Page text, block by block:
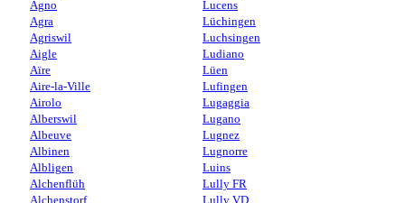
Agno
Agra
Agriswil
Aigle
Aïre
Aire-la-Ville
Airolo
Alberswil
Albeuve
Albinen
Albligen
Alchenflüh
Alchenstorf
Lucens
Lüchingen
Luchsingen
Ludiano
Lüen
Lufingen
Lugaggia
Lugano
Lugnez
Lugnorre
Luins
Lully FR
Lully VD